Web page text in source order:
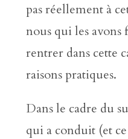
pas réellement à
nous qui les avons
rentrer dans cette
raisons pratiques.
Dans le cadre du
qui a conduit (et